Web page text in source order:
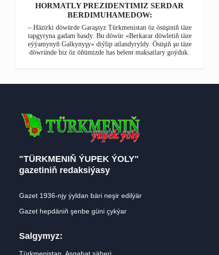
HORMATLY PREZIDENTIMIZ SERDAR
BERDIMUHAMEDOW:
– Häzirki döwürde Garaşsyz Türkmenistan öz ösüşiniň täze
tapgyryna gadam basdy. Bu döwür «Berkarar döwletiň täze
eýýamynyň Galkynyşy» diýlip atlandyryldy. Ösüşiň şu täze
döwründe biz öz öňümizde has belent maksatlary goýduk.
"TÜRKMENIŇ ÝUPEK ÝOLY"
gazetiniň redaksiýasy
Gazet 1936-njy ýyldan bäri neşir edilýär
Gazet hepdäniň şenbe güni çykýar
Salgymyz: